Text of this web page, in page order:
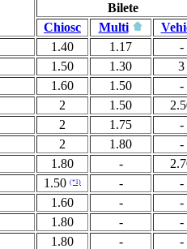
Bilete
Chiosc
Multi
1.40 1.17 -
1.50 1.30 3
1.60 1.50 -
2 1.50
2 1.75 -
2 1.80 -
1.80 -
1.50 (*1) - -
1.60 - -
1.80 - -
1.80 - -